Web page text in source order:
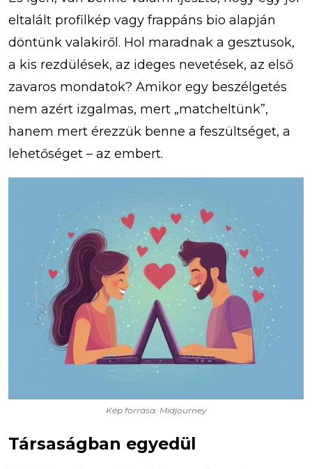
eltalált profilkép vagy frappáns bio alapján
döntünk valakiről. Hol maradnak a gesztusok,
a kis rezdülések, az ideges nevetések, az első
zavaros mondatok? Amikor egy beszélgetés
nem azért izgalmas, mert „matcheltünk”,
hanem mert érezzük benne a feszültséget, a
lehetőséget – az embert.
Kép forrása: Midjourney
Társaságban egyedül